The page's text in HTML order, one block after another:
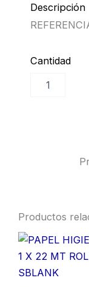
Descripción
Cantidad
LIQUIDO
DESEN00005
Productos